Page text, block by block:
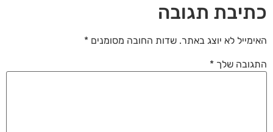
כתיבת תגובה
האימייל לא יוצג באתר. שדות החובה מסומנים *
התגובה שלך *